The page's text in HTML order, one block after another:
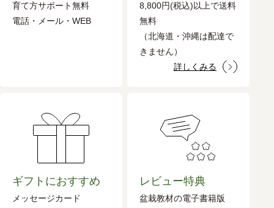
育て方サポート無料
電話・メール・WEB
8,800円(税込)以上で送料
無料
（北海道・沖縄は配達で
きません）
詳しくみる
ギフトにおすすめ
メッセージカード
レビュー特典
盆栽教材の電子書籍版